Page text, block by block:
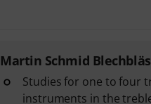
Martin Schmid
Studies for one to four
instruments in the